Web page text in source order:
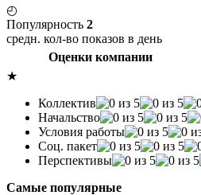
◴
Популярность 2
средн. кол-во показов в день
Оценки компании
★
Коллектив
Начальство
Условия работы
Соц. пакет
Перспективы
Самые популярные